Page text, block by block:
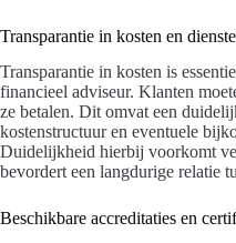
Transparantie in kosten en
Transparantie in kosten is
financieel adviseur. Klanten
ze betalen. Dit omvat een
kostenstructuur en eventuele
Duidelijkheid hierbij voorkomt
bevordert een langdurige relatie
Beschikbare accreditaties en